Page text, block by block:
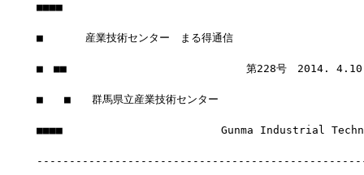
■■■■
■　　　　産業技術センター　まる得通信
■　■■　　　　　　　　　　　　　　　　　第228号　2014. 4.10
■　　■　　群馬県立産業技術センター
■■■■　　　　　　　　　　　　　　　Gunma Industrial